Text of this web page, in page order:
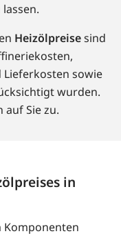
Heizölpreisesind
sowie
wurden.
auf Sie zu.
in
Komponenten